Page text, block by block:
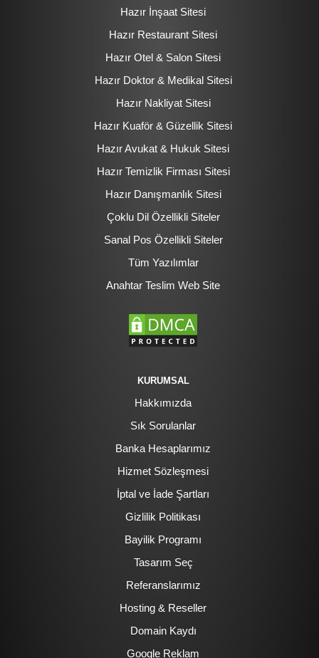
Hazır İnşaat Sitesi
Hazır Restaurant Sitesi
Hazır Otel & Salon Sitesi
Hazır Doktor & Medikal Sitesi
Hazır Nakliyat Sitesi
Hazır Kuaför & Güzellik Sitesi
Hazır Avukat & Hukuk Sitesi
Hazır Temizlik Firması Sitesi
Hazır Danışmanlık Sitesi
Çoklu Dil Özellikli Siteler
Sanal Pos Özellikli Siteler
Tüm Yazılımlar
Anahtar Teslim Web Site
KURUMSAL
Hakkımızda
Sık Sorulanlar
Banka Hesaplarımız
Hizmet Sözleşmesi
İptal ve İade Şartları
Gizlilik Politikası
Bayilik Programı
Tasarım Seç
Referanslarımız
Hosting & Reseller
Domain Kaydı
Google Reklam